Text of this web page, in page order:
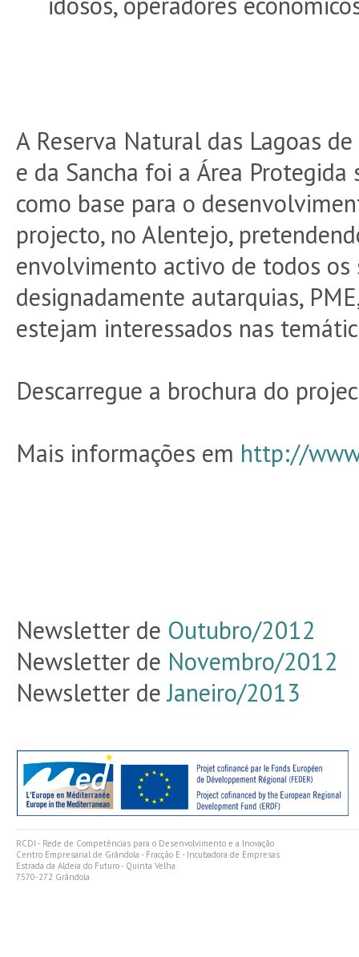
A Reserva Natural das Lagoas
e da Sancha foi a Área Protegida
como base para o
projecto, no Alentejo,
envolvimento activo de todos os
designadamente autarquias,
estejam interessados nas
Descarregue a brochura do
Mais informações em http://
Newsletter de Outubro/2012
Newsletter de Novembro/2012
Newsletter deJaneiro/2013
RCDI - Rede de Competências para o Desenvolvimento e a Inovação
Centro Empresarial de Grândola - Fracção E - Incubadora de Empresas
Estrada da Aldeia do Futuro - Quinta Velha
7570-272 Grândola